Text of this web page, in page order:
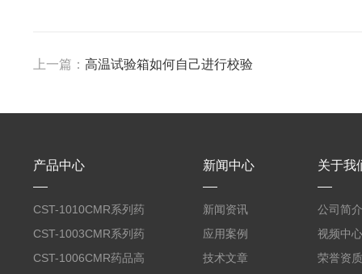
上一篇： 高温试验箱如何自己进行校验
产品中心
CST-1010CMR系列药
品高温试验箱
CST-1003CMR系列药
品高温试验箱
CST-1006CMR药品高
新闻中心
新闻资讯
应用案例
技术文章
关于我
公司简介
视频中心
荣誉资质